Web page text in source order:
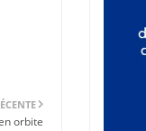
orbite